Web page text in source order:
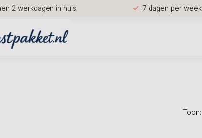
2 werkdagen in huis 7 dagen per
Toon: